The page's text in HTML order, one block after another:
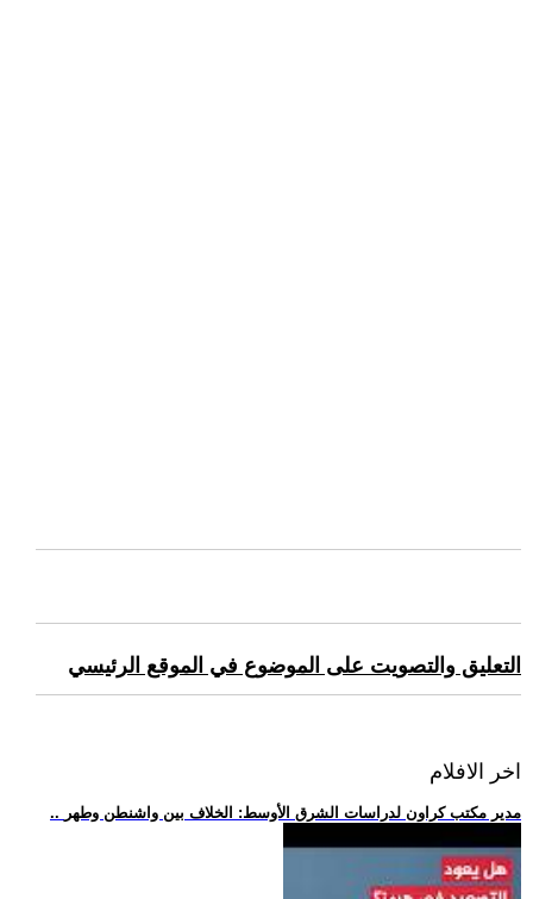
التعليق والتصويت على الموضوع في الموقع الرئيسي
اخر الافلام
.. مدير مكتب كراون لدراسات الشرق الأوسط: الخلاف بين واشنطن وطهر